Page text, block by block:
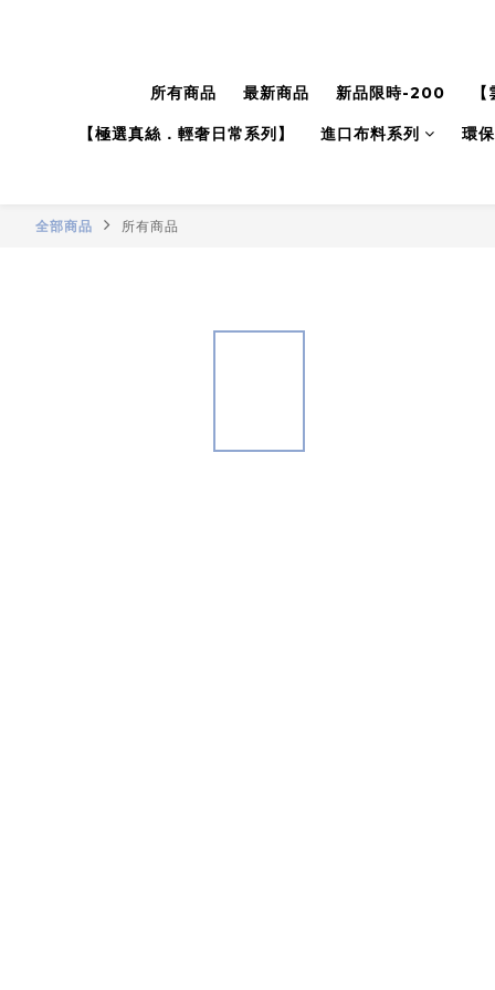
所有商品 最新商品 新品限時-200
【極選真絲．輕奢日常系列】 進口布料系列 環
全部商品 所有商品